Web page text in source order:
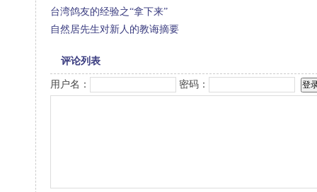
台湾鸽友的经验之“拿下来”
自然居先生对新人的教诲摘要
评论列表
用户名： 密码：